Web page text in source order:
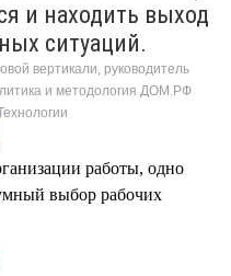
и находить выход
ситуаций.
вертикали, руководитель
и методология ДОМ.РФ
работы, одно
выбор рабочих